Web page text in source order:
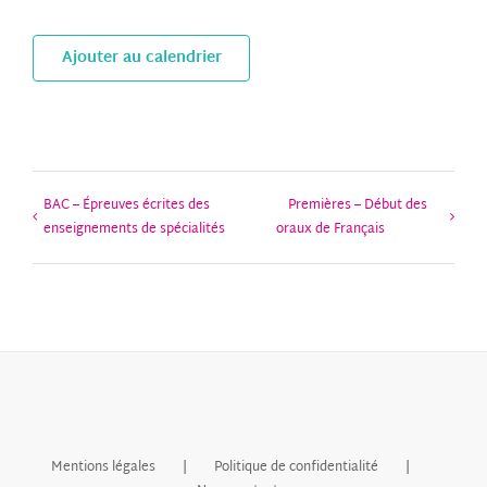
Ajouter au calendrier
BAC – Épreuves écrites des
enseignements de spécialités
Premières – Début des
oraux de Français
Mentions légales
Politique de confidentialité